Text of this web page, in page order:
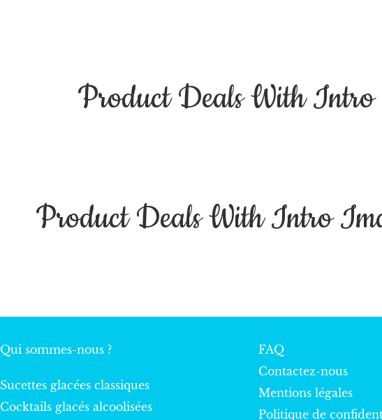
Product Deals With Intro
Product Deals With Intro
Qui sommes-nous ?
Sucettes glacées classiques
Cocktails glacés alcoolisées
FAQ
Contactez-nous
Mentions légales
Politique de